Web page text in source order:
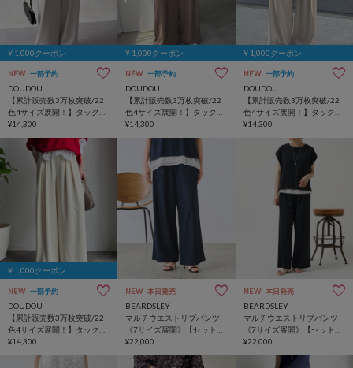
￥1,000クーポン
NEW 一部予約
DOUDOU
【累計販売数3万枚突破/22
色4サイズ展開！】タックワ
イドパンツ
¥14,300
￥1,000クーポン
NEW 一部予約
DOUDOU
【累計販売数3万枚突破/22
色4サイズ展開！】タックワ
イドパンツ
¥14,300
￥1,000クーポン
NEW 一部予約
DOUDOU
【累計販売数3万枚突破/22
色4サイズ展開！】タックワ
イドパンツ
¥14,300
￥1,000クーポン
NEW 一部予約
DOUDOU
【累計販売数3万枚突破/22
色4サイズ展開！】タックワ
イドパンツ
¥14,300
NEW 本日発売
BEARDSLEY
マルチウエストリブパンツ
《7サイズ展開》【セットア
ップ】
¥22,000
NEW 本日発売
BEARDSLEY
マルチウエストリブパンツ
《7サイズ展開》【セットア
ップ】
¥22,000